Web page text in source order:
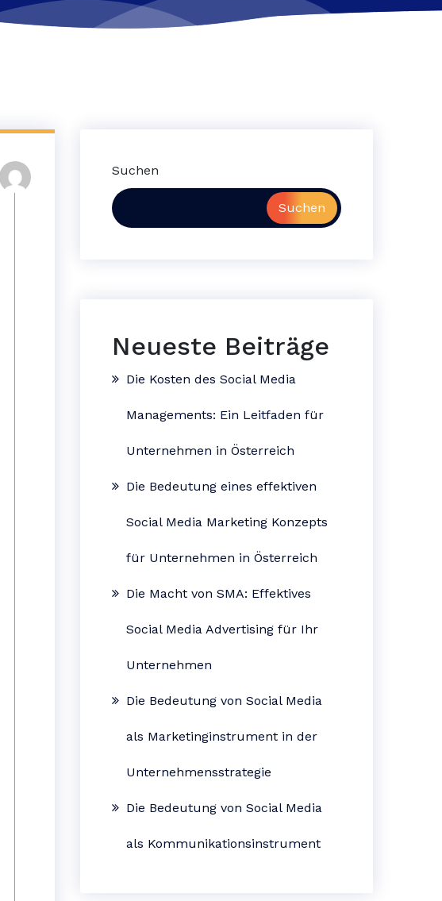
Suchen
Suchen
Neueste Beiträge
Die Kosten des Social Media
Managements: Ein Leitfaden für
Unternehmen in Österreich
Die Bedeutung eines effektiven
Social Media Marketing Konzepts
für Unternehmen in Österreich
Die Macht von SMA: Effektives
Social Media Advertising für Ihr
Unternehmen
Die Bedeutung von Social Media
als Marketinginstrument in der
Unternehmensstrategie
Die Bedeutung von Social Media
als Kommunikationsinstrument